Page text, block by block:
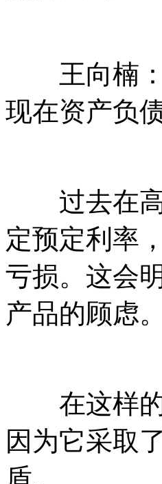
王向楠：
现在资产负
过去在高
定预定利率
亏损。这会
产品的顾虑。
在这样的
因为它采取